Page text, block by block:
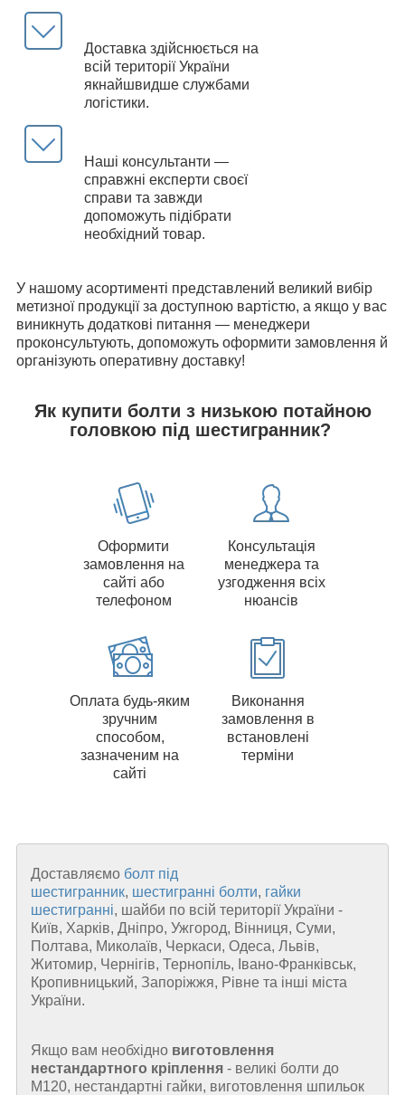
Доставка здійснюється на
всій території України
якнайшвидше службами
логістики.
Наші консультанти —
справжні експерти своєї
справи та завжди
допоможуть підібрати
необхідний товар.
У нашому асортименті представлений великий вибір
метизної продукції за доступною вартістю, а якщо у вас
виникнуть додаткові питання — менеджери
проконсультують, допоможуть оформити замовлення й
організують оперативну доставку!
Як купити болти з низькою потайною
головкою під шестигранник?
Оформити
замовлення на
сайті або
телефоном
Консультація
менеджера та
узгодження всіх
нюансів
Оплата будь-яким
зручним
способом,
зазначеним на
сайті
Виконання
замовлення в
встановлені
терміни
Доставляємо болт під
шестигранник, шестигранні болти, гайки
шестигранні, шайби по всій території України -
Київ, Харків, Дніпро, Ужгород, Вінниця, Суми,
Полтава, Миколаїв, Черкаси, Одеса, Львів,
Житомир, Чернігів, Тернопіль, Івано-Франківськ,
Кропивницький, Запоріжжя, Рівне та інші міста
України.
Якщо вам необхідно виготовлення
нестандартного кріплення - великі болти до
М120, нестандартні гайки, виготовлення шпильок